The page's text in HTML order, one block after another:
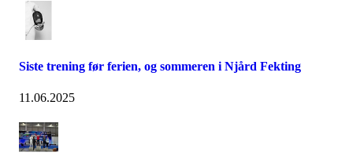
Siste trening før ferien, og sommeren i Njård Fekting
11.06.2025